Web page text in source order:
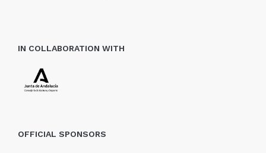
IN COLLABORATION WITH
OFFICIAL SPONSORS